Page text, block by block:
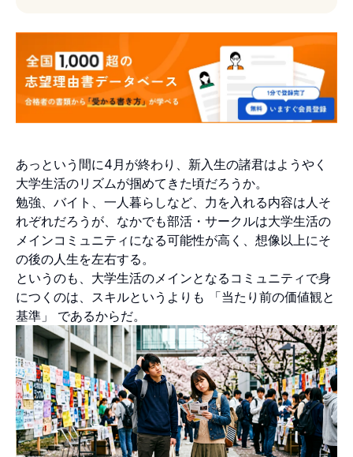
あっという間に4月が終わり、新入生の諸君はようやく
大学生活のリズムが掴めてきた頃だろうか。
勉強、バイト、一人暮らしなど、力を入れる内容は人そ
れぞれだろうが、なかでも部活・サークルは大学生活の
メインコミュニティになる可能性が高く、想像以上にそ
の後の人生を左右する。
というのも、大学生活のメインとなるコミュニティで身
につくのは、スキルというよりも 「当たり前の価値観と
基準」 であるからだ。